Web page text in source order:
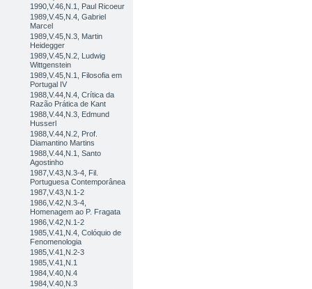
1990,V.46,N.1, Paul Ricoeur
1989,V.45,N.4, Gabriel
Marcel
1989,V.45,N.3, Martin
Heidegger
1989,V.45,N.2, Ludwig
Wittgenstein
1989,V.45,N.1, Filosofia em
Portugal IV
1988,V.44,N.4, Crítica da
Razão Prática de Kant
1988,V.44,N.3, Edmund
Husserl
1988,V.44,N.2, Prof.
Diamantino Martins
1988,V.44,N.1, Santo
Agostinho
1987,V.43,N.3-4, Fil.
Portuguesa Contemporânea
1987,V.43,N.1-2
1986,V.42,N.3-4,
Homenagem ao P. Fragata
1986,V.42,N.1-2
1985,V.41,N.4, Colóquio de
Fenomenologia
1985,V.41,N.2-3
1985,V.41,N.1
1984,V.40,N.4
1984,V.40,N.3